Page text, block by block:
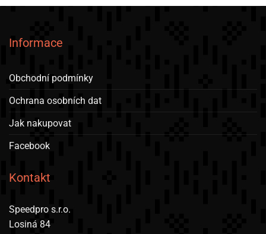
Informace
Obchodní podmínky
Ochrana osobních dat
Jak nakupovat
Facebook
Kontakt
Speedpro s.r.o.
Losiná 84